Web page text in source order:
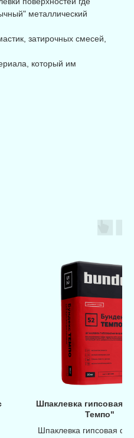
металлический
затирочных смесей,
который им
Шпаклевка гипсовая
Темпо"
Шпаклевка гипсовая